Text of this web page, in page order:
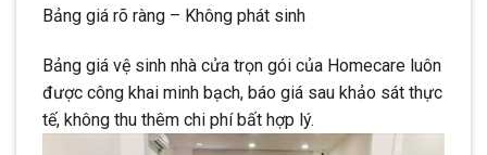
Bảng giá rõ ràng – Không phát sinh
Bảng giá vệ sinh nhà cửa trọn gói của Homecare luôn
được công khai minh bạch, báo giá sau khảo sát thực
tế, không thu thêm chi phí bất hợp lý.